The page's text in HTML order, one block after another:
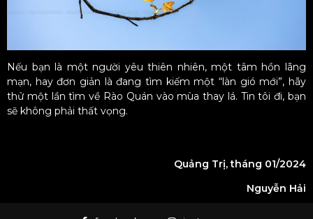
Nếu bạn là một người yêu thiên nhiên, một tâm hồn lãng
mạn, hay đơn giản là đang tìm kiếm một “làn gió mới”, hãy
thử một lần tìm về Rào Quán vào mùa thay lá. Tin tôi đi, bạn
sẽ không phải thất vọng.
Quảng Trị, tháng 01/2024
Nguyễn Hải